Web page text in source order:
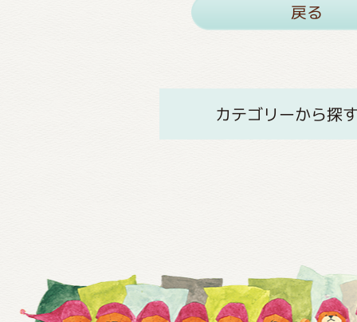
戻る
カテゴリーから探